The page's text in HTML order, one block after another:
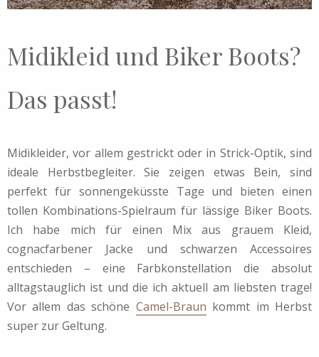
Midikleid und Biker Boots?
Das passt!
Midikleider, vor allem gestrickt oder in Strick-Optik, sind
ideale Herbstbegleiter. Sie zeigen etwas Bein, sind
perfekt für sonnengeküsste Tage und bieten einen
tollen Kombinations-Spielraum für lässige Biker Boots.
Ich habe mich für einen Mix aus grauem Kleid,
cognacfarbener Jacke und schwarzen Accessoires
entschieden – eine Farbkonstellation die absolut
alltagstauglich ist und die ich aktuell am liebsten trage!
Vor allem das schöne Camel-Braun kommt im Herbst
super zur Geltung.